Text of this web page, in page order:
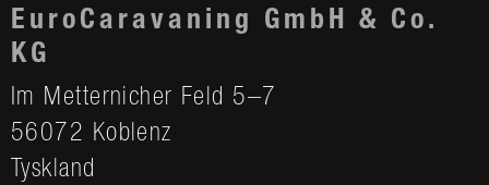
EuroCaravaning GmbH & Co.
KG
Im Metternicher Feld 5–7
56072 Koblenz
Tyskland